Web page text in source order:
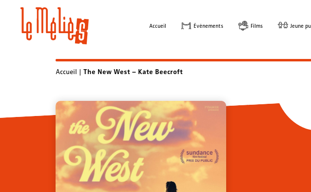
Accueil Évènements Films Jeune
Accueil | The New West – Kate Beecroft